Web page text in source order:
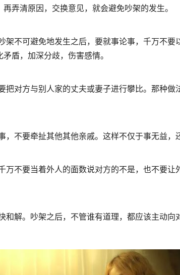
弄清原因，交换意见，就会避免吵架的发生。
不可避免地发生之后，要就事论事，千万不要
盾，加深分歧，伤害感情。
对方与别人家的丈夫或妻子进行攀比。那种做
要牵扯其他其他亲戚。这样不仅于事无益，
不要当着外人的面数说对方的不是，也不要让
解。吵架之后，不管谁有道理，都应该主动向